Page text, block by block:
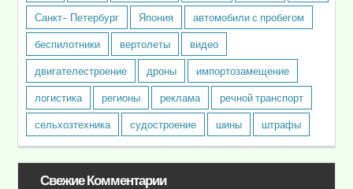
Санкт- Петербург
Япония
автомобили с пробегом
беспилотники
вертолеты
видео
двигателестроение
дроны
импортозамещение
логистика
регионы реклама
речной транспорт
сельхозтехника
судостроение шины штрафы
Свежие Комментарии